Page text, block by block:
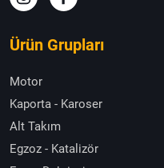
Ürün Grupları
Motor
Kaporta - Karoser
Alt Takım
Egzoz - Katalizör